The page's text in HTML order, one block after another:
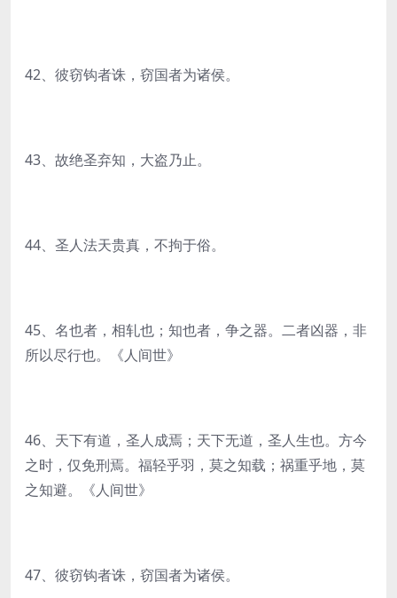
42、彼窃钩者诛，窃国者为诸侯。
43、故绝圣弃知，大盗乃止。
44、圣人法天贵真，不拘于俗。
45、名也者，相轧也；知也者，争之器。二者凶器，非
所以尽行也。《人间世》
46、天下有道，圣人成焉；天下无道，圣人生也。方今
之时，仅免刑焉。福轻乎羽，莫之知载；祸重乎地，莫
之知避。《人间世》
47、彼窃钩者诛，窃国者为诸侯。